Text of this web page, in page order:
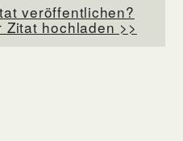
veröffentlichen?
hochladen >>